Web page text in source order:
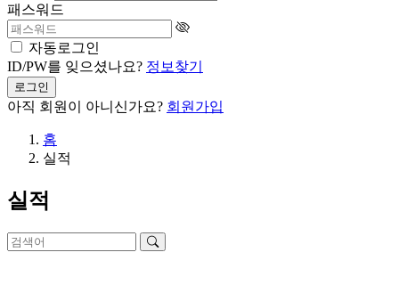
패스워드
자동로그인
ID/PW를 잊으셨나요? 정보찾기
로그인
아직 회원이 아니신가요? 회원가입
홈
실적
실적